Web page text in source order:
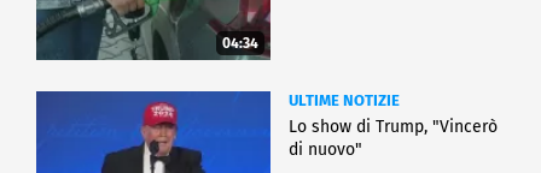
04:34
ULTIME NOTIZIE
Lo show di Trump, "Vincerò
di nuovo"